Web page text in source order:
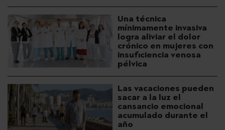
Una técnica
mínimamente invasiva
logra aliviar el dolor
crónico en mujeres con
insuficiencia venosa
pélvica
Las vacaciones pueden
sacar a la luz el
cansancio emocional
acumulado durante el
año